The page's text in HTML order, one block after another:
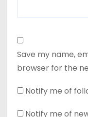
Save my name,
browser for the
Notify me of
Notify me of